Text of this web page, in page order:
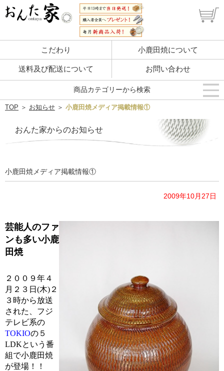
こだわり 小鹿田焼について
送料及び配送について お問い合わせ
TOP ＞ お知らせ ＞ 小鹿田焼メディア掲載情報①
おんた家からのお知らせ
小鹿田焼メディア掲載情報①
2009年10月27日
芸能人のファ
ンも多い小鹿
田焼
２００９年４
月２３日(木)２
３時から放送
された、フジ
テレビ系の
TOKIOの５
LDKという番
組で小鹿田焼
が登場！！
商品カテゴリーから検索